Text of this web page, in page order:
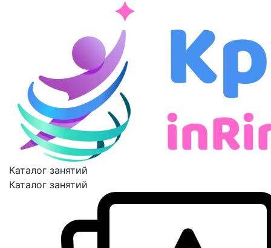
Каталог занятий
Каталог занятий